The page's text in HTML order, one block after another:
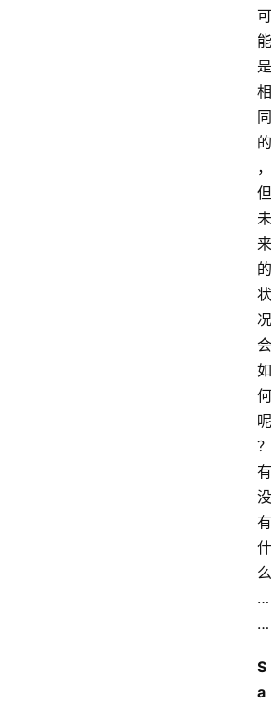
可
能
是
相
同
的
，
但
未
来
的
状
况
会
如
何
呢
？
有
没
有
什
么
…
…
S
a